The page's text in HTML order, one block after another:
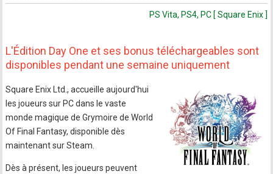
PS Vita, PS4, PC [ Square Enix ]
L'Édition Day One et ses bonus téléchargeables sont
disponibles pendant une semaine uniquement
Square Enix Ltd., accueille aujourd'hui
les joueurs sur PC dans le vaste
monde magique de Grymoire de World
Of Final Fantasy, disponible dès
maintenant sur Steam.
Dès à présent, les joueurs peuvent